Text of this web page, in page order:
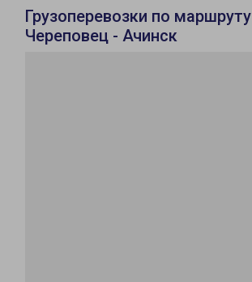
Грузоперевозки по маршруту
Череповец - Ачинск